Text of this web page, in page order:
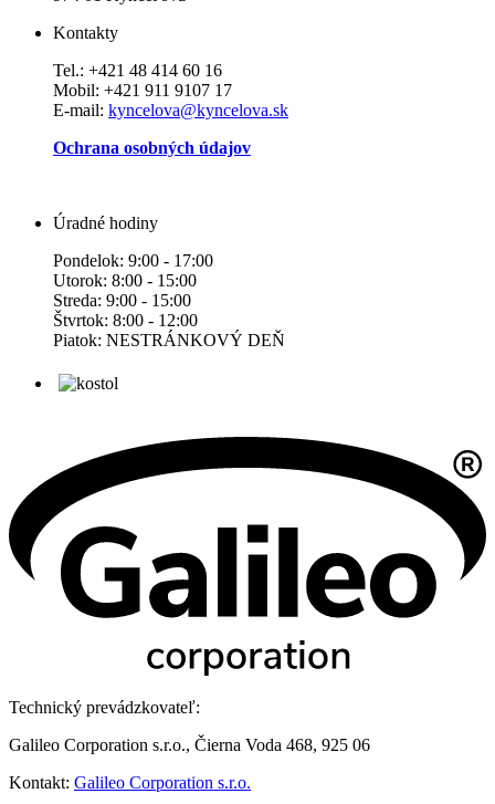
Kontakty
Tel.: +421 48 414 60 16
Mobil: +421 911 9107 17
E-mail: kyncelova@kyncelova.sk
Ochrana osobných údajov
Úradné hodiny
Pondelok: 9:00 - 17:00
Utorok: 8:00 - 15:00
Streda: 9:00 - 15:00
Štvrtok: 8:00 - 12:00
Piatok: NESTRÁNKOVÝ DEŇ
Technický prevádzkovateľ:
Galileo Corporation s.r.o., Čierna Voda 468, 925 06
Kontakt: Galileo Corporation s.r.o.